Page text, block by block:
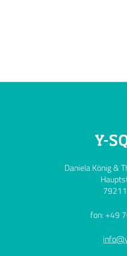
Daniela König &
fon: +49